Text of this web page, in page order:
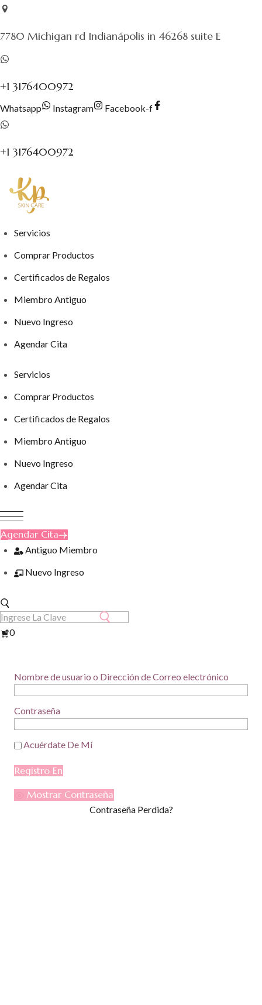
Saltar
contenido
7780 Michigan rd Indianápolis in 46268 suite E
+1 3176400972
Whatsapp Instagram Facebook-f
+1 3176400972
Servicios
Comprar Productos
Certificados de Regalos
Miembro Antiguo
Nuevo Ingreso
Agendar Cita
Servicios
Comprar Productos
Certificados de Regalos
Miembro Antiguo
Nuevo Ingreso
Agendar Cita
Agendar Cita
Antiguo Miembro
Nuevo Ingreso
Ver
0
Nombre de usuario o Dirección de Correo electrónico
Contraseña
Acuérdate De Mí
Mostrar Contraseña
Contraseña Perdida?